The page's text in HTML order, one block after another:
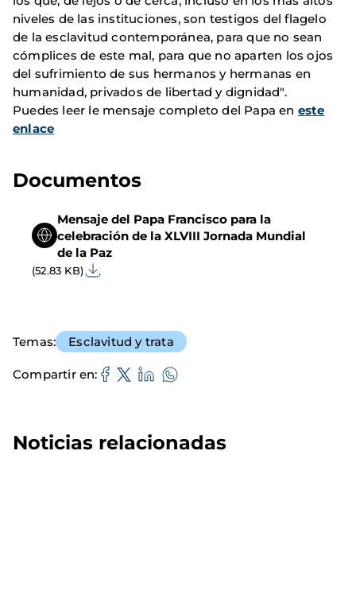
niveles de las instituciones, son testigos del flagelo
de la esclavitud contemporánea, para que no sean
cómplices de este mal, para que no aparten los ojos
del sufrimiento de sus hermanos y hermanas en
humanidad, privados de libertad y dignidad".
Puedes leer le mensaje completo del Papa en este
enlace
Documentos
Mensaje del Papa Francisco para la
celebración de la XLVIII Jornada Mundial
de la Paz
(52.83 KB)
Temas Esclavitud y trata
Compartir en
Noticias relacionadas